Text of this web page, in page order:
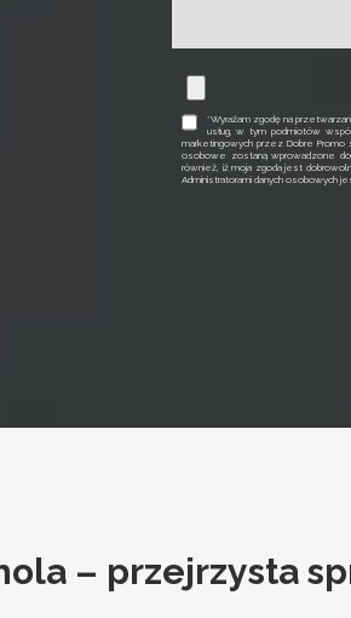
*Wyrażam zgodę na
usług, w tym podmiotów
marketingowych przez Dobre
osobowe zostaną wprowadzone
również, iż moja zgoda jest
Administratorami danych osobowych
– przejrzysta